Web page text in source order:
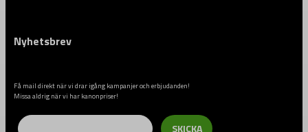
Nyhetsbrev
Få mail direkt när vi drar igång kampanjer och erbjudanden!
Missa aldrig när vi har kanonpriser!
Email
SKICKA